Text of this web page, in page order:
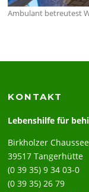
Ambulant betreutest
KONTAKT
Lebenshilfe für
Birkholzer
39517 Tangerhütte
(0 39 35) 9 34 03-0
(0 39 35) 26 79